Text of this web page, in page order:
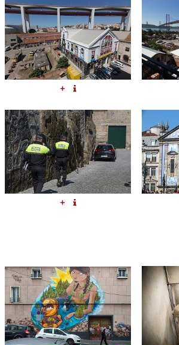
+
+